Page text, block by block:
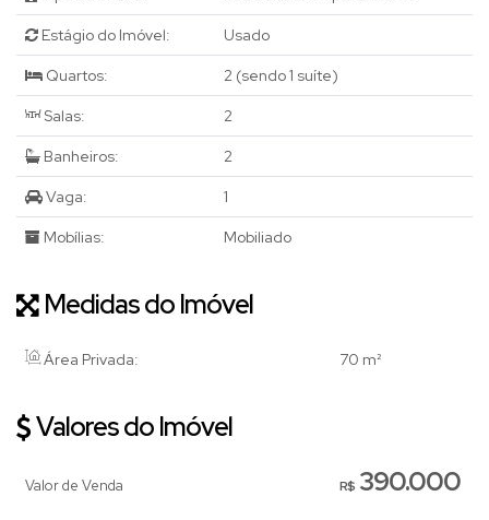
Estágio do Imóvel: Usado
Quartos: 2 (sendo 1 suíte)
Salas: 2
Banheiros: 2
Vaga: 1
Mobílias: Mobiliado
Medidas do Imóvel
Área Privada: 70 m²
Valores do Imóvel
R$ 390.000
Valor de Venda